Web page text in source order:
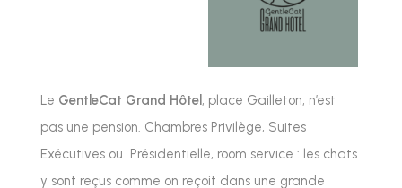
Le GentleCat Grand Hôtel , place Gailleton, n’est
pas une pension. Chambres Privilège, Suites
Exécutives ou Présidentielle, room service : les chats
y sont reçus comme on reçoit dans une grande